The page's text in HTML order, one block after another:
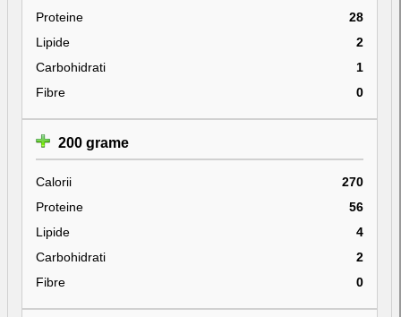
Proteine
28
Lipide
2
Carbohidrati
1
Fibre
0
200 grame
Calorii
270
Proteine
56
Lipide
4
Carbohidrati
2
Fibre
0